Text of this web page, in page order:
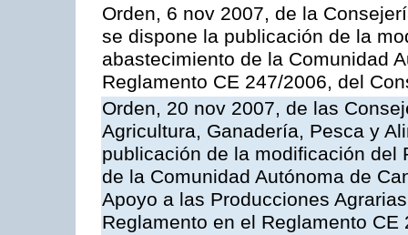
Orden, 6 nov 2007, de la
se dispone la publicación de la
abastecimiento de la Comunidad
Reglamento CE 247/2006, del
Orden, 20 nov 2007, de las
Agricultura, Ganadería, Pesca y
publicación de la modificación del
de la Comunidad Autónoma de
Apoyo a las Producciones
Reglamento en el Reglamento